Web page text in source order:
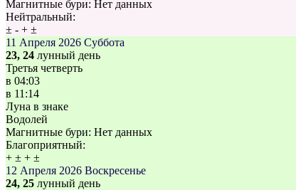
Магнитные бури: Нет данных
Нейтральный:
± - + ±
11 Апреля 2026 Суббота
23, 24 лунный день
Третья четверть
в 04:03
в 11:14
Луна в знаке
Водолей
Магнитные бури: Нет данных
Благоприятный:
+ ± + ±
12 Апреля 2026 Воскресенье
24, 25 лунный день